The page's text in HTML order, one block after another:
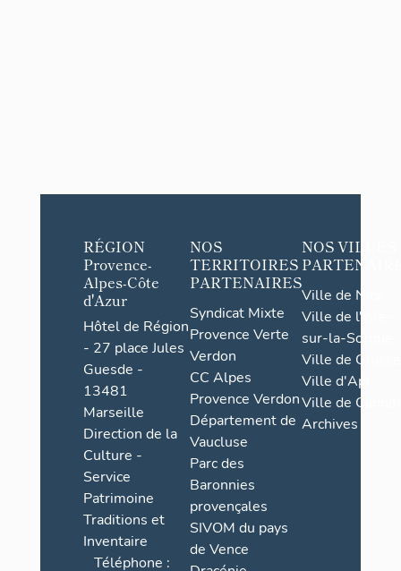
RÉGION
Provence-
Alpes-Côte
d'Azur
Hôtel de Région
- 27 place Jules
Guesde -
13481
Marseille
Direction de la
Culture -
Service
Patrimoine
Traditions et
Inventaire
Téléphone :
NOS
TERRITOIRES
PARTENAIRES
Syndicat Mixte
Provence Verte
Verdon
CC Alpes
Provence Verdon
Département de
Vaucluse
Parc des
Baronnies
provençales
SIVOM du pays
de Vence
NOS VILLES
Ville de Nice
Ville de l'Isle-
sur-la-Sorgue
Ville de Grasse
Ville d'Apt
Ville de
Archives